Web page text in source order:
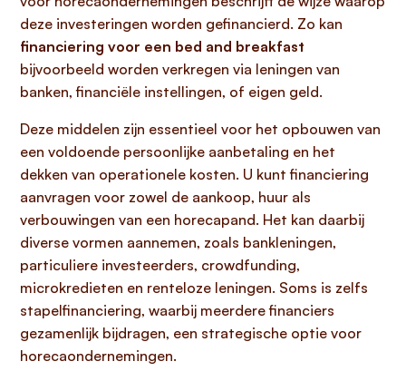
deze investeringen worden gefinancierd. Zo kan
financiering voor een bed and breakfast
bijvoorbeeld worden verkregen via leningen van
banken, financiële instellingen, of eigen geld.
Deze middelen zijn essentieel voor het opbouwen van
een voldoende persoonlijke aanbetaling en het
dekken van operationele kosten. U kunt financiering
aanvragen voor zowel de aankoop, huur als
verbouwingen van een horecapand. Het kan daarbij
diverse vormen aannemen, zoals bankleningen,
particuliere investeerders, crowdfunding,
microkredieten en renteloze leningen. Soms is zelfs
stapelfinanciering, waarbij meerdere financiers
gezamenlijk bijdragen, een strategische optie voor
horecaondernemingen.